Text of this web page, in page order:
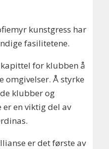
kunstgress har
fasilitetene.
for klubben å
omgivelser. Å styrke
klubber og
en viktig del av
er det første av